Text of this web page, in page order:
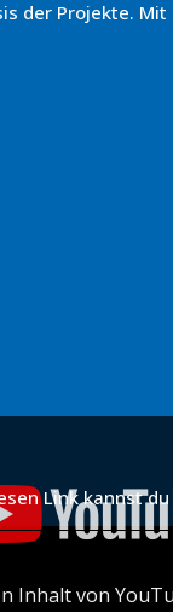
der Projekte.
Inhalt von
Link kannst